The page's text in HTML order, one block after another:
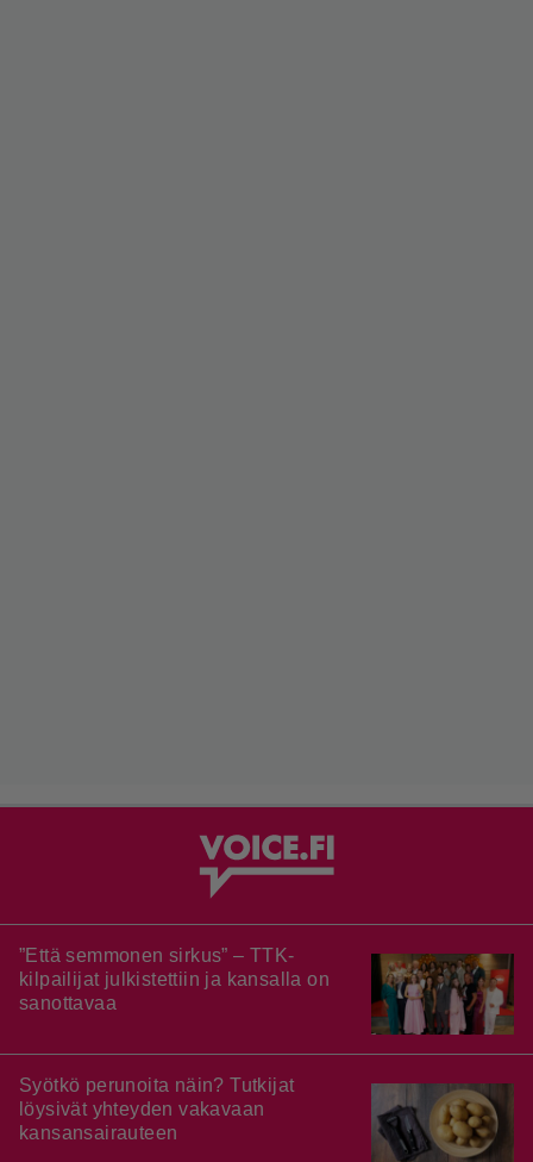
”Että semmonen sirkus” – TTK-
kilpailijat julkistettiin ja kansalla on
sanottavaa
Syötkö perunoita näin? Tutkijat
löysivät yhteyden vakavaan
kansansairauteen